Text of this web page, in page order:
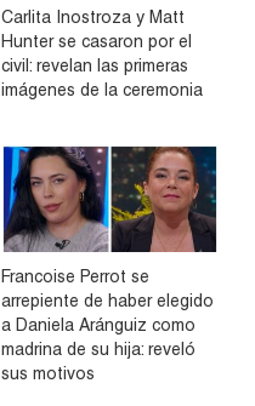
Carlita Inostroza y Matt
Hunter se casaron por el
civil: revelan las primeras
imágenes de la ceremonia
Francoise Perrot se
arrepiente de haber elegido
a Daniela Aránguiz como
madrina de su hija: reveló
sus motivos